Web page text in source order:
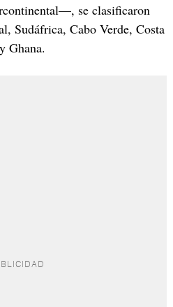
se clasificaron
Sudáfrica, Cabo Verde, Costa
Ghana.